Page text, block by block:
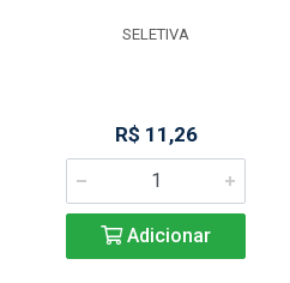
SELETIVA
R$ 11,26
Adicionar